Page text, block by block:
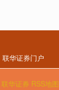
联华证券门户
联华证券 RSS地图